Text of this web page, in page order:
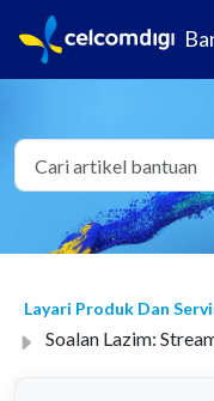
Layari Produk Dan
Soalan Lazim: